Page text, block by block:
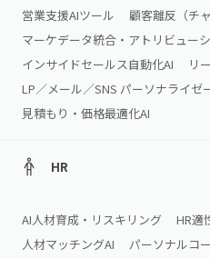
営業支援AIツール
顧客離反（チ
マーケデータ統合・アトリビュー
インサイドセールス自動化AI
リ
LP／メール／SNS パーソナライゼ
見積もり・価格最適化AI
HR
AI人材育成・リスキリング HR適
人材マッチングAI
パーソナルコ